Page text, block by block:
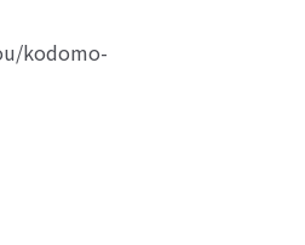
kodomo-